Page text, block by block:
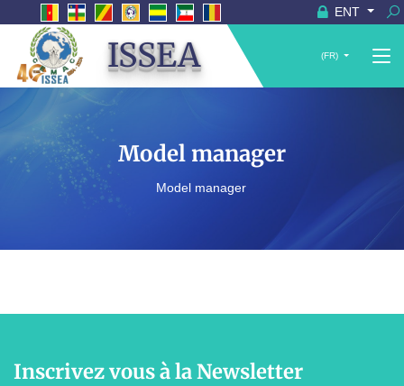
ENT
ISSEA (FR)
Model manager
Model manager
Inscrivez vous à la Newsletter